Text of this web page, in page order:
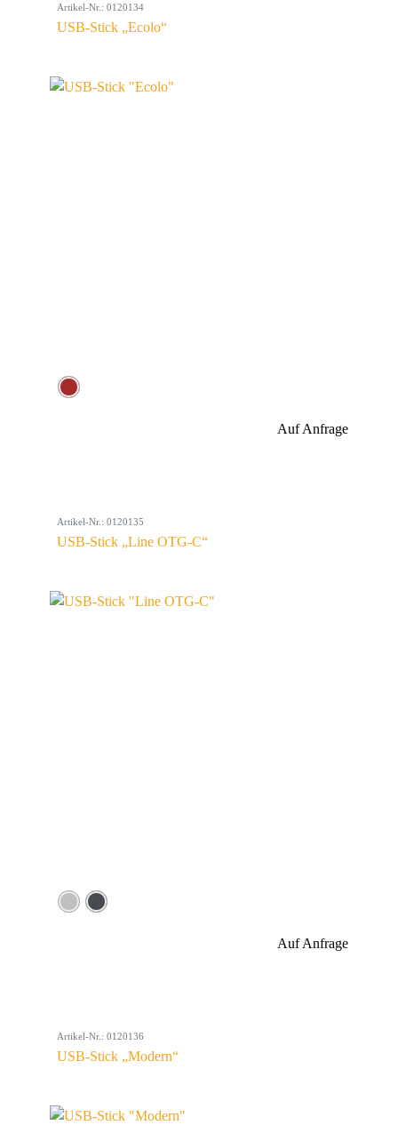
Artikel-Nr.: 0120134
USB-Stick „Ecolo“
Auf Anfrage
Artikel-Nr.: 0120135
USB-Stick „Line OTG-C“
Auf Anfrage
Artikel-Nr.: 0120136
USB-Stick „Modern“